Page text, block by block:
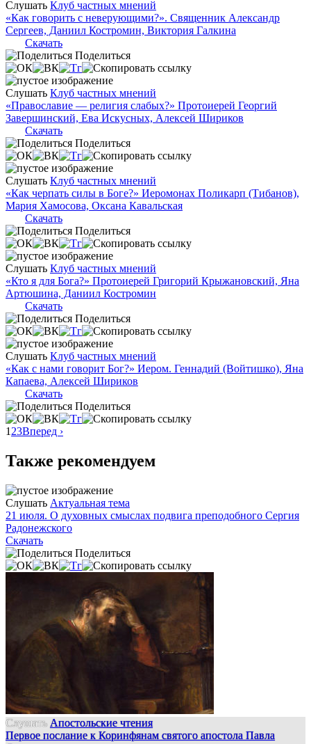
Слушать Клуб частных мнений
«Как говорить с неверующими?». Священник Александр
Сергеев, Даниил Костромин, Виктория Галкина
Скачать
Поделиться
Слушать Клуб частных мнений
«Православие — религия слабых?» Протоиерей Георгий
Завершинский, Ева Искусных, Алексей Шириков
Скачать
Поделиться
Слушать Клуб частных мнений
«Как черпать силы в Боге?» Иеромонах Поликарп (Тибанов),
Мария Хамосова, Оксана Кавальская
Скачать
Поделиться
Слушать Клуб частных мнений
«Кто я для Бога?» Протоиерей Григорий Крыжановский, Яна
Артюшина, Даниил Костромин
Скачать
Поделиться
Слушать Клуб частных мнений
«Как с нами говорит Бог?» Иером. Геннадий (Войтишко), Яна
Капаева, Алексей Шириков
Скачать
Поделиться
1 23Вперед ›
Также рекомендуем
Слушать Актуальная тема
21 июля. О духовных смыслах подвига преподобного Сергия
Радонежского
Скачать
Поделиться
Слушать Апостольские чтения
Первое послание к Коринфянам святого апостола Павла